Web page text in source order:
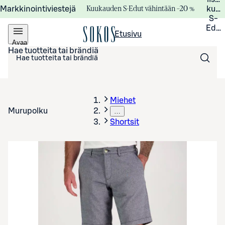
Markkinointiviestejä Kuukauden S-Edut vähintään –20 %
S-
Avaa
valikko
Etusivu
Hae tuotteita tai brändiä
Murupolku
Miehet
…
Shortsit